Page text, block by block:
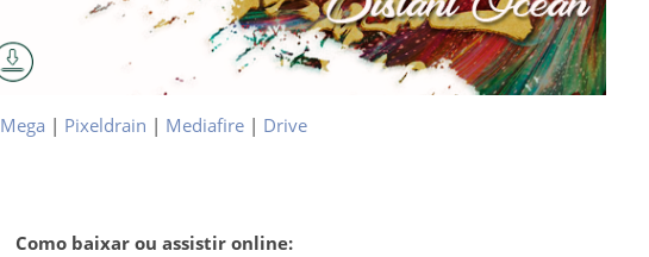
Mega | Pixeldrain | Mediafire | Drive
Como baixar ou assistir online: